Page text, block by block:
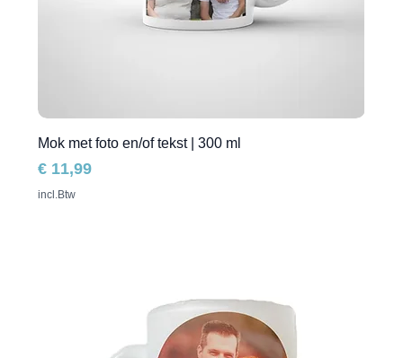
Mok met foto en/of tekst | 300 ml
Prijs
€ 11,99
incl.Btw